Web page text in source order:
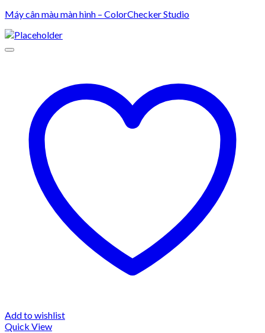
Máy cân màu màn hình – ColorChecker Studio
Add to wishlist
Quick View